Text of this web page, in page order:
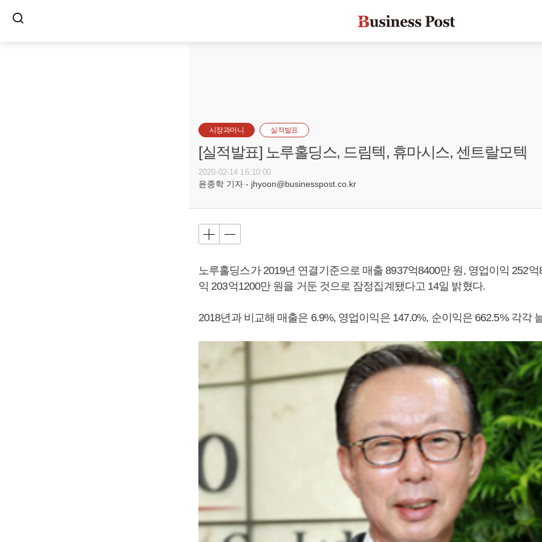
시장과머니 실적발표
[실적발표] 노루홀딩스, 드림텍, 휴마시스, 센트랄모텍
2020-02-14 16:10:00
윤종학 기자 - jhyoon@businesspost.co.kr
노루홀딩스가 2019년 연결기준으로 매출 8937억8400만 원, 영업이익 252억
익 203억1200만 원을 거둔 것으로 잠정집계됐다고 14일 밝혔다.
2018년과 비교해 매출은 6.9%, 영업이익은 147.0%, 순이익은 662.5% 각각